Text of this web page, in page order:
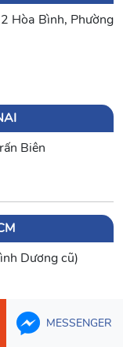
Hòa Bình, Phường
Biên
Dương cũ)
quyền nội dung
MESSENGER